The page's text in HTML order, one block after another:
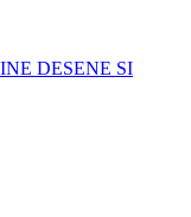
DESENE SI